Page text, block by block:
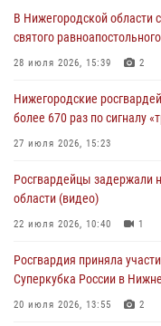
В Нижегородской области
святого
28 июля 2026, 15:39 2
Нижегородские
более 670 раз по сигналу
27 июля 2026, 15:23
Росгвардейцы задержали
области (видео)
22 июля 2026, 10:40 1
Росгвардия приняла
Суперкубка России в
20 июля 2026, 13:55 2